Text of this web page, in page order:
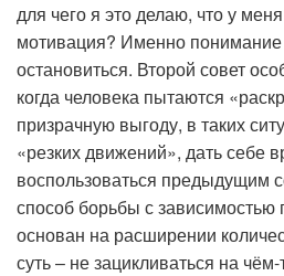
для чего я это делаю, что у
мотивация? Именно
остановиться. Второй совет
когда человека пытаются
призрачную выгоду, в таких
«резких движений», дать себе
воспользоваться предыдущим
способ борьбы с зависимостью
основан на расширении
суть – не зацикливаться на